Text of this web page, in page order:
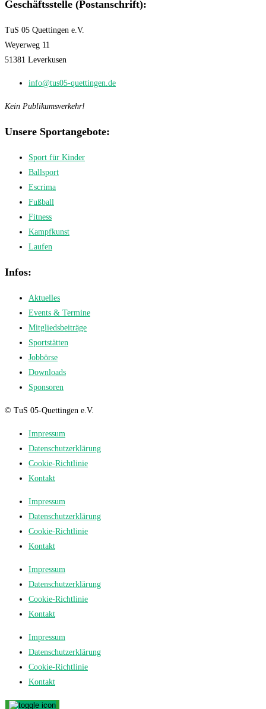
Geschäftsstelle (Postanschrift):
TuS 05 Quettingen e.V.
Weyerweg 11
51381 Leverkusen
info@tus05-quettingen.de
Kein Publikumsverkehr!
Unsere Sportangebote:
Sport für Kinder
Ballsport
Escrima
Fußball
Fitness
Kampfkunst
Laufen
Infos:
Aktuelles
Events & Termine
Mitgliedsbeiträge
Sportstätten
Jobbörse
Downloads
Sponsoren
© TuS 05-Quettingen e.V.
Impressum
Datenschutzerklärung
Cookie-Richtlinie
Kontakt
Impressum
Datenschutzerklärung
Cookie-Richtlinie
Kontakt
Impressum
Datenschutzerklärung
Cookie-Richtlinie
Kontakt
Impressum
Datenschutzerklärung
Cookie-Richtlinie
Kontakt